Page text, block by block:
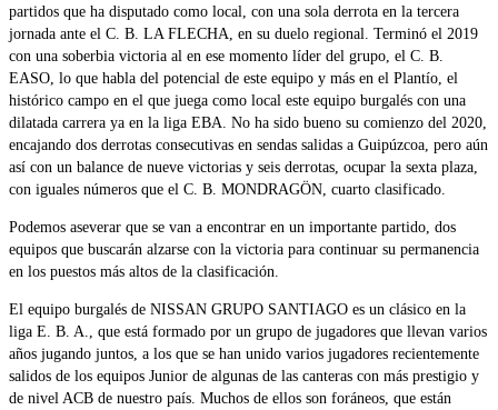
partidos que ha disputado como local, con una sola derrota en la tercera
jornada ante el C. B. LA FLECHA, en su duelo regional. Terminó el 2019
con una soberbia victoria al en ese momento líder del grupo, el C. B.
EASO, lo que habla del potencial de este equipo y más en el Plantío, el
histórico campo en el que juega como local este equipo burgalés con una
dilatada carrera ya en la liga EBA. No ha sido bueno su comienzo del 2020,
encajando dos derrotas consecutivas en sendas salidas a Guipúzcoa, pero aún
así con un balance de nueve victorias y seis derrotas, ocupar la sexta plaza,
con iguales números que el C. B. MONDRAGÖN, cuarto clasificado.
Podemos aseverar que se van a encontrar en un importante partido, dos
equipos que buscarán alzarse con la victoria para continuar su permanencia
en los puestos más altos de la clasificación.
El equipo burgalés de NISSAN GRUPO SANTIAGO es un clásico en la
liga E. B. A., que está formado por un grupo de jugadores que llevan varios
años jugando juntos, a los que se han unido varios jugadores recientemente
salidos de los equipos Junior de algunas de las canteras con más prestigio y
de nivel ACB de nuestro país. Muchos de ellos son foráneos, que están